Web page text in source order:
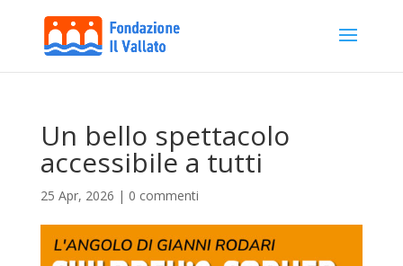
Un bello spettacolo
accessibile a tutti
25 Apr, 2026 | 0 commenti